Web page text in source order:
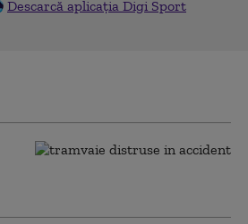
Descarcă aplicația Digi Sport